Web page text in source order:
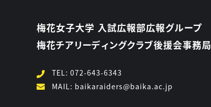
梅花女子大学 入試広報部広報グループ
梅花チアリーディングクラブ後援会事務局
TEL: 072-643-6343
MAIL: baikaraiders@baika.ac.jp